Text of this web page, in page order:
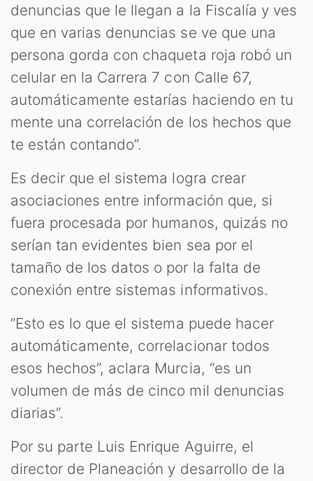
denuncias que le llegan a la Fiscalía y ves
que en varias denuncias se ve que una
persona gorda con chaqueta roja robó un
celular en la Carrera 7 con Calle 67,
automáticamente estarías haciendo en tu
mente una correlación de los hechos que
te están contando”.
Es decir que el sistema logra crear
asociaciones entre información que, si
fuera procesada por humanos, quizás no
serían tan evidentes bien sea por el
tamaño de los datos o por la falta de
conexión entre sistemas informativos.
“Esto es lo que el sistema puede hacer
automáticamente, correlacionar todos
esos hechos”, aclara Murcia, “es un
volumen de más de cinco mil denuncias
diarias”.
Por su parte Luis Enrique Aguirre, el
director de Planeación y desarrollo de la